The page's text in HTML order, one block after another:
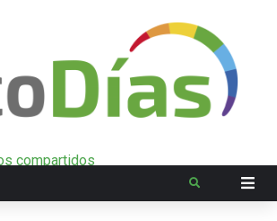
compartidos